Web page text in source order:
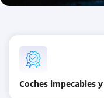
Coches impecables